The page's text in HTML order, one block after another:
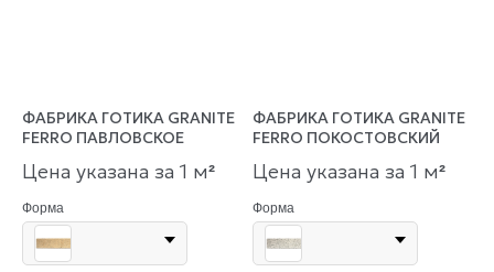
ФАБРИКА ГОТИКА GRANITE
FERRO ПАВЛОВСКОЕ
Цена указана за 1 м²
Форма
ФАБРИКА ГОТИКА GRANITE
FERRO ПОКОСТОВСКИЙ
Цена указана за 1 м²
Форма